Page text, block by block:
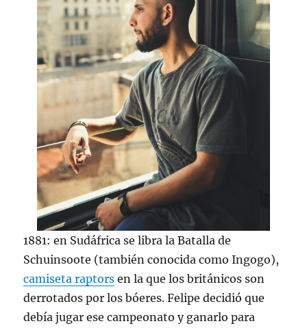
1881: en Sudáfrica se libra la Batalla de
Schuinsoote (también conocida como Ingogo),
camiseta raptors en la que los británicos son
derrotados por los bóeres. Felipe decidió que
debía jugar ese campeonato y ganarlo para